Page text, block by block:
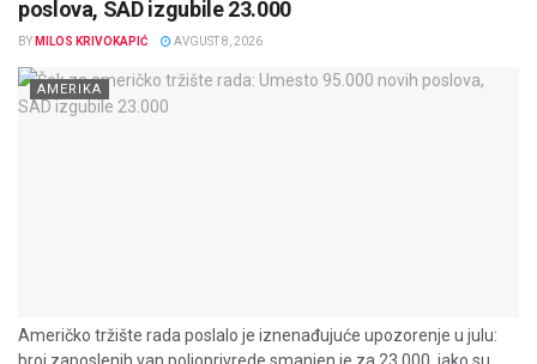
poslova, SAD izgubile 23.000
BY MILOS KRIVOKAPIĆ AVGUST 8, 2026
AMERIKA
Američko tržište rada poslalo je iznenađujuće upozorenje u julu:
broj zaposlenih van poljoprivrede smanjen je za 23.000, iako su